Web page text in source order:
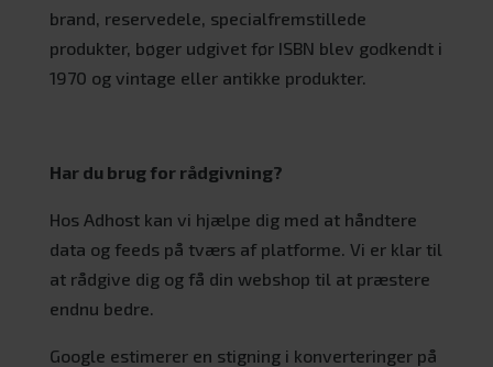
brand, reservedele, specialfremstillede
produkter, bøger udgivet før ISBN blev godkendt i
1970 og vintage eller antikke produkter.
Har du brug for rådgivning?
Hos Adhost kan vi hjælpe dig med at håndtere
data og feeds på tværs af platforme. Vi er klar til
at rådgive dig og få din webshop til at præstere
endnu bedre.
Google estimerer en stigning i konverteringer på